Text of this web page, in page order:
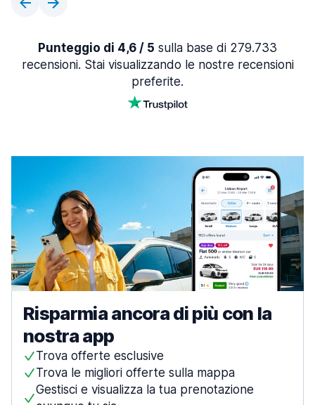
Punteggio di 4,6 / 5 sulla base di 279.733
recensioni. Stai visualizzando le nostre recensioni
preferite.
Risparmia ancora di più con la
nostra app
Trova offerte esclusive
Trova le migliori offerte sulla mappa
Gestisci e visualizza la tua prenotazione